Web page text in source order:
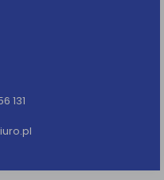
131